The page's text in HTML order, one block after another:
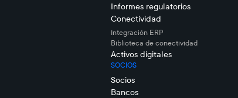
Informes regulatorios
Conectividad
Integración ERP
Biblioteca de conectividad
Activos digitales
SOCIOS
Socios
Bancos